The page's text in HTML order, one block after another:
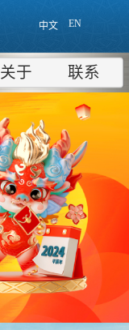
中文 EN
关于 联系